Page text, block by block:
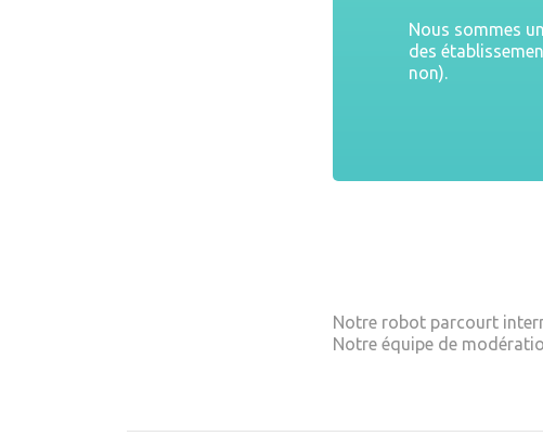
Nous sommes
des
non).
Notre robot parcourt
Notre équipe de